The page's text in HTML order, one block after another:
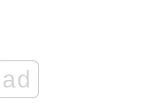
ad